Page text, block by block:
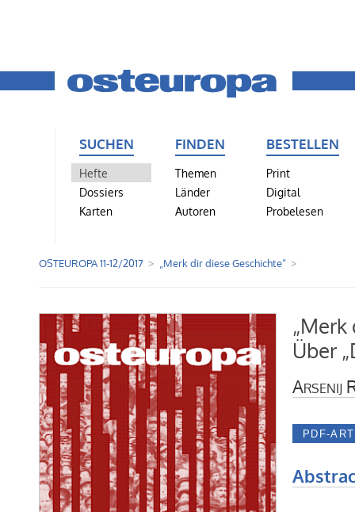
SUCHEN
Hefte
Dossiers
Karten
FINDEN
Themen
Länder
Autoren
BESTELLEN
Print
Digital
Probelesen
OSTEUROPA 11-12/2017 „Merk dir diese Geschichte“
„Merk
Über
Arsenij